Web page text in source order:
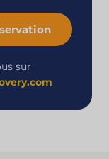
sur